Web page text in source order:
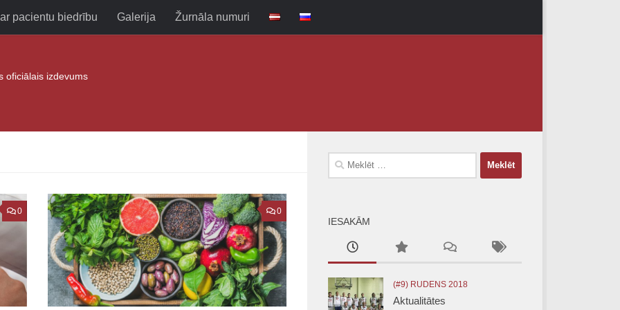
pacientu biedrību Galerija Žurnāla numuri
oficiālais izdevums
0 0
Meklēt:
IESAKĀM
(#9) RUDENS 2018
Aktualitātes